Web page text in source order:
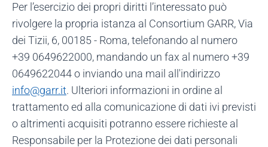
Per l’esercizio dei propri diritti l’interessato può
rivolgere la propria istanza al Consortium GARR, Via
dei Tizii, 6, 00185 - Roma, telefonando al numero
+39 0649622000, mandando un fax al numero +39
0649622044 o inviando una mail all'indirizzo
info@garr.it. Ulteriori informazioni in ordine al
trattamento ed alla comunicazione di dati ivi previsti
o altrimenti acquisiti potranno essere richieste al
Responsabile per la Protezione dei dati personali